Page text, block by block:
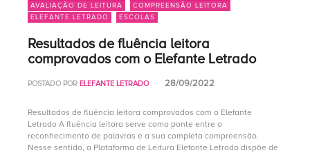
AVALIAÇÃO DE LEITURA
COMPREENSÃO LEITORA
ELEFANTE LETRADO
ESCOLAS
Resultados de fluência leitora
comprovados com o Elefante Letrado
POSTADO POR ELEFANTE LETRADO 28/09/2022
Resultados de fluência leitora comprovados com o Elefante
Letrado A fluência leitora serve como ponte entre o
reconhecimento de palavras e a sua completa compreensão.
Nesse sentido, a Plataforma de Leitura Elefante Letrado dispõe de